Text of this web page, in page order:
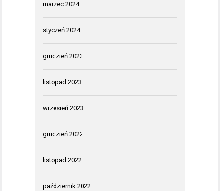
marzec 2024
styczeń 2024
grudzień 2023
listopad 2023
wrzesień 2023
grudzień 2022
listopad 2022
październik 2022